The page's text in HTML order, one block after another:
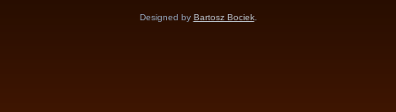
Designed by Bartosz Bociek.